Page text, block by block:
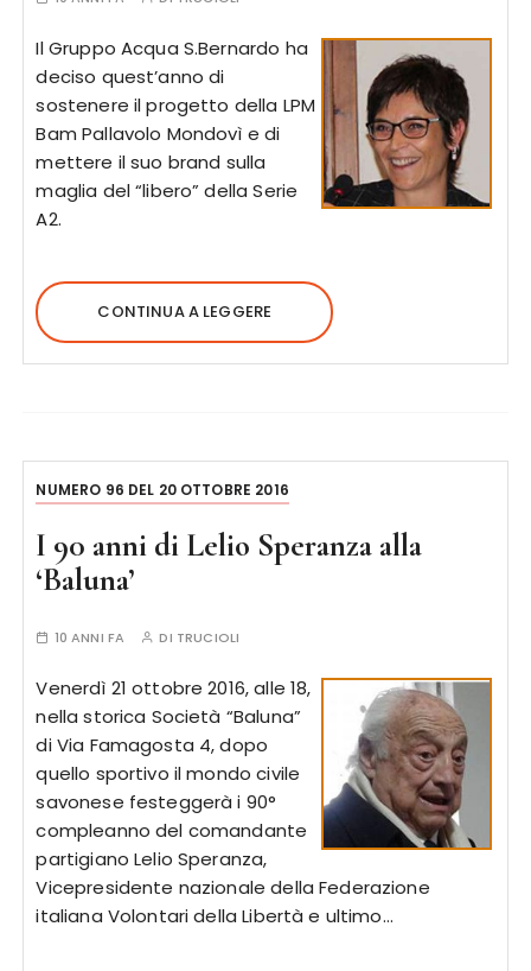
Il Gruppo Acqua S.Bernardo ha
deciso quest’anno di
sostenere il progetto della LPM
Bam Pallavolo Mondovì e di
mettere il suo brand sulla
maglia del “libero” della Serie
A2.
CONTINUA A LEGGERE
NUMERO 96 DEL 20 OTTOBRE 2016
I 90 anni di Lelio Speranza alla
‘Baluna’
10 ANNI FA DI TRUCIOLI
Venerdì 21 ottobre 2016, alle 18,
nella storica Società “Baluna”
di Via Famagosta 4, dopo
quello sportivo il mondo civile
savonese festeggerà i 90°
compleanno del comandante
partigiano Lelio Speranza,
Vicepresidente nazionale della Federazione
italiana Volontari della Libertà e ultimo…